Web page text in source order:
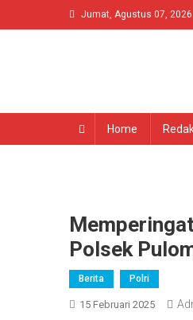
to
Jumat, Agustus 07, 2026
Home
Polsek
Berita Polri
15 Februari 2025